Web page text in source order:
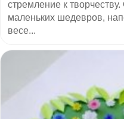
стремление к
маленьких шедевров,
весе...